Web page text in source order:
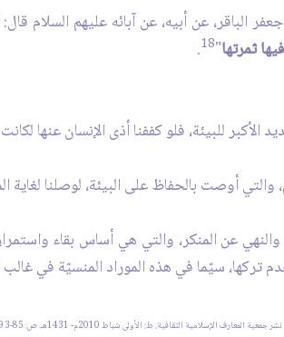
الباقر، عن أبيه، عن آبائه عليهم السلام
ثمرتها"
18
.
الأكبر للبيئة، فلو كففنا أذى الإنسان عنها
والتي أوصت بالحفاظ على البيئة، لوصلنا
عن المنكر، والتي هي أساس بقاء واستمرار
تركها، سيّما في هذه الموراد المنسيّة في غالب
الإسلامية الثقافية. ط: الأولى شباط 2010م- 1431هـ. ص: 85-93.